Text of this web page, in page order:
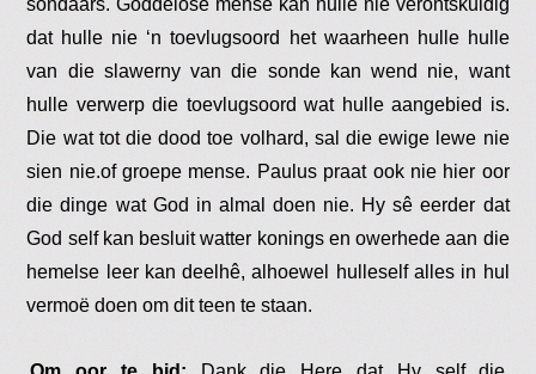
dat hulle nie ‘n toevlugsoord het waarheen hulle hulle
van die slawerny van die sonde kan wend nie, want
hulle verwerp die toevlugsoord wat hulle aangebied is.
Die wat tot die dood toe volhard, sal die ewige lewe nie
sien nie.of groepe mense. Paulus praat ook nie hier oor
die dinge wat God in almal doen nie. Hy sê eerder dat
God self kan besluit watter konings en owerhede aan die
hemelse leer kan deelhê, alhoewel hulleself alles in hul
vermoë doen om dit teen te staan.